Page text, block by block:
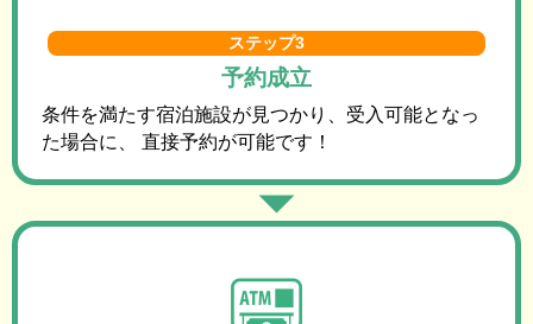
ステップ3
予約成立
条件を満たす宿泊施設が見つかり、受入可能となっ
た場合に、 直接予約が可能です！